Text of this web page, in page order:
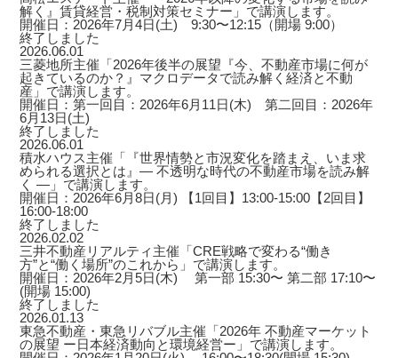
解く』賃貸経営・税制対策セミナー」で講演します。
開催日：2026年7月4日(土) 9:30〜12:15（開場 9:00）
終了しました
2026.06.01
三菱地所主催「2026年後半の展望『今、不動産市場に何が
起きているのか？』マクロデータで読み解く経済と不動
産」で講演します。
開催日：第一回目：2026年6月11日(木) 第二回目：2026年
6月13日(土)
終了しました
2026.06.01
積水ハウス主催「『世界情勢と市況変化を踏まえ、いま求
められる選択とは』― 不透明な時代の不動産市場を読み解
く ―」で講演します。
開催日：2026年6月8日(月) 【1回目】13:00-15:00【2回目】
16:00-18:00
終了しました
2026.02.02
三井不動産リアルティ主催「CRE戦略で変わる“働き
方”と“働く場所”のこれから」で講演します。
開催日：2026年2月5日(木) 第一部 15:30〜 第二部 17:10〜
(開場 15:00)
終了しました
2026.01.13
東急不動産・東急リバブル主催「2026年 不動産マーケット
の展望 ー日本経済動向と環境経営ー」で講演します。